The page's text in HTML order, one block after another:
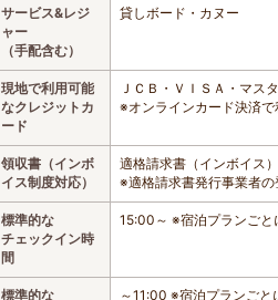
サービス&レジ
ャー
（手配含む）
貸しボード・カヌー
現地で利用可能
なクレジットカ
ード
ＪＣＢ・ＶＩＳＡ・マス
※オンラインカード決済で
領収書（インボ
イス制度対応）
適格請求書（インボイス
※適格請求書発行事業者の
標準的な
チェックイン時
間
15:00～ ※宿泊プランごと
標準的な
～11:00 ※宿泊プランごと